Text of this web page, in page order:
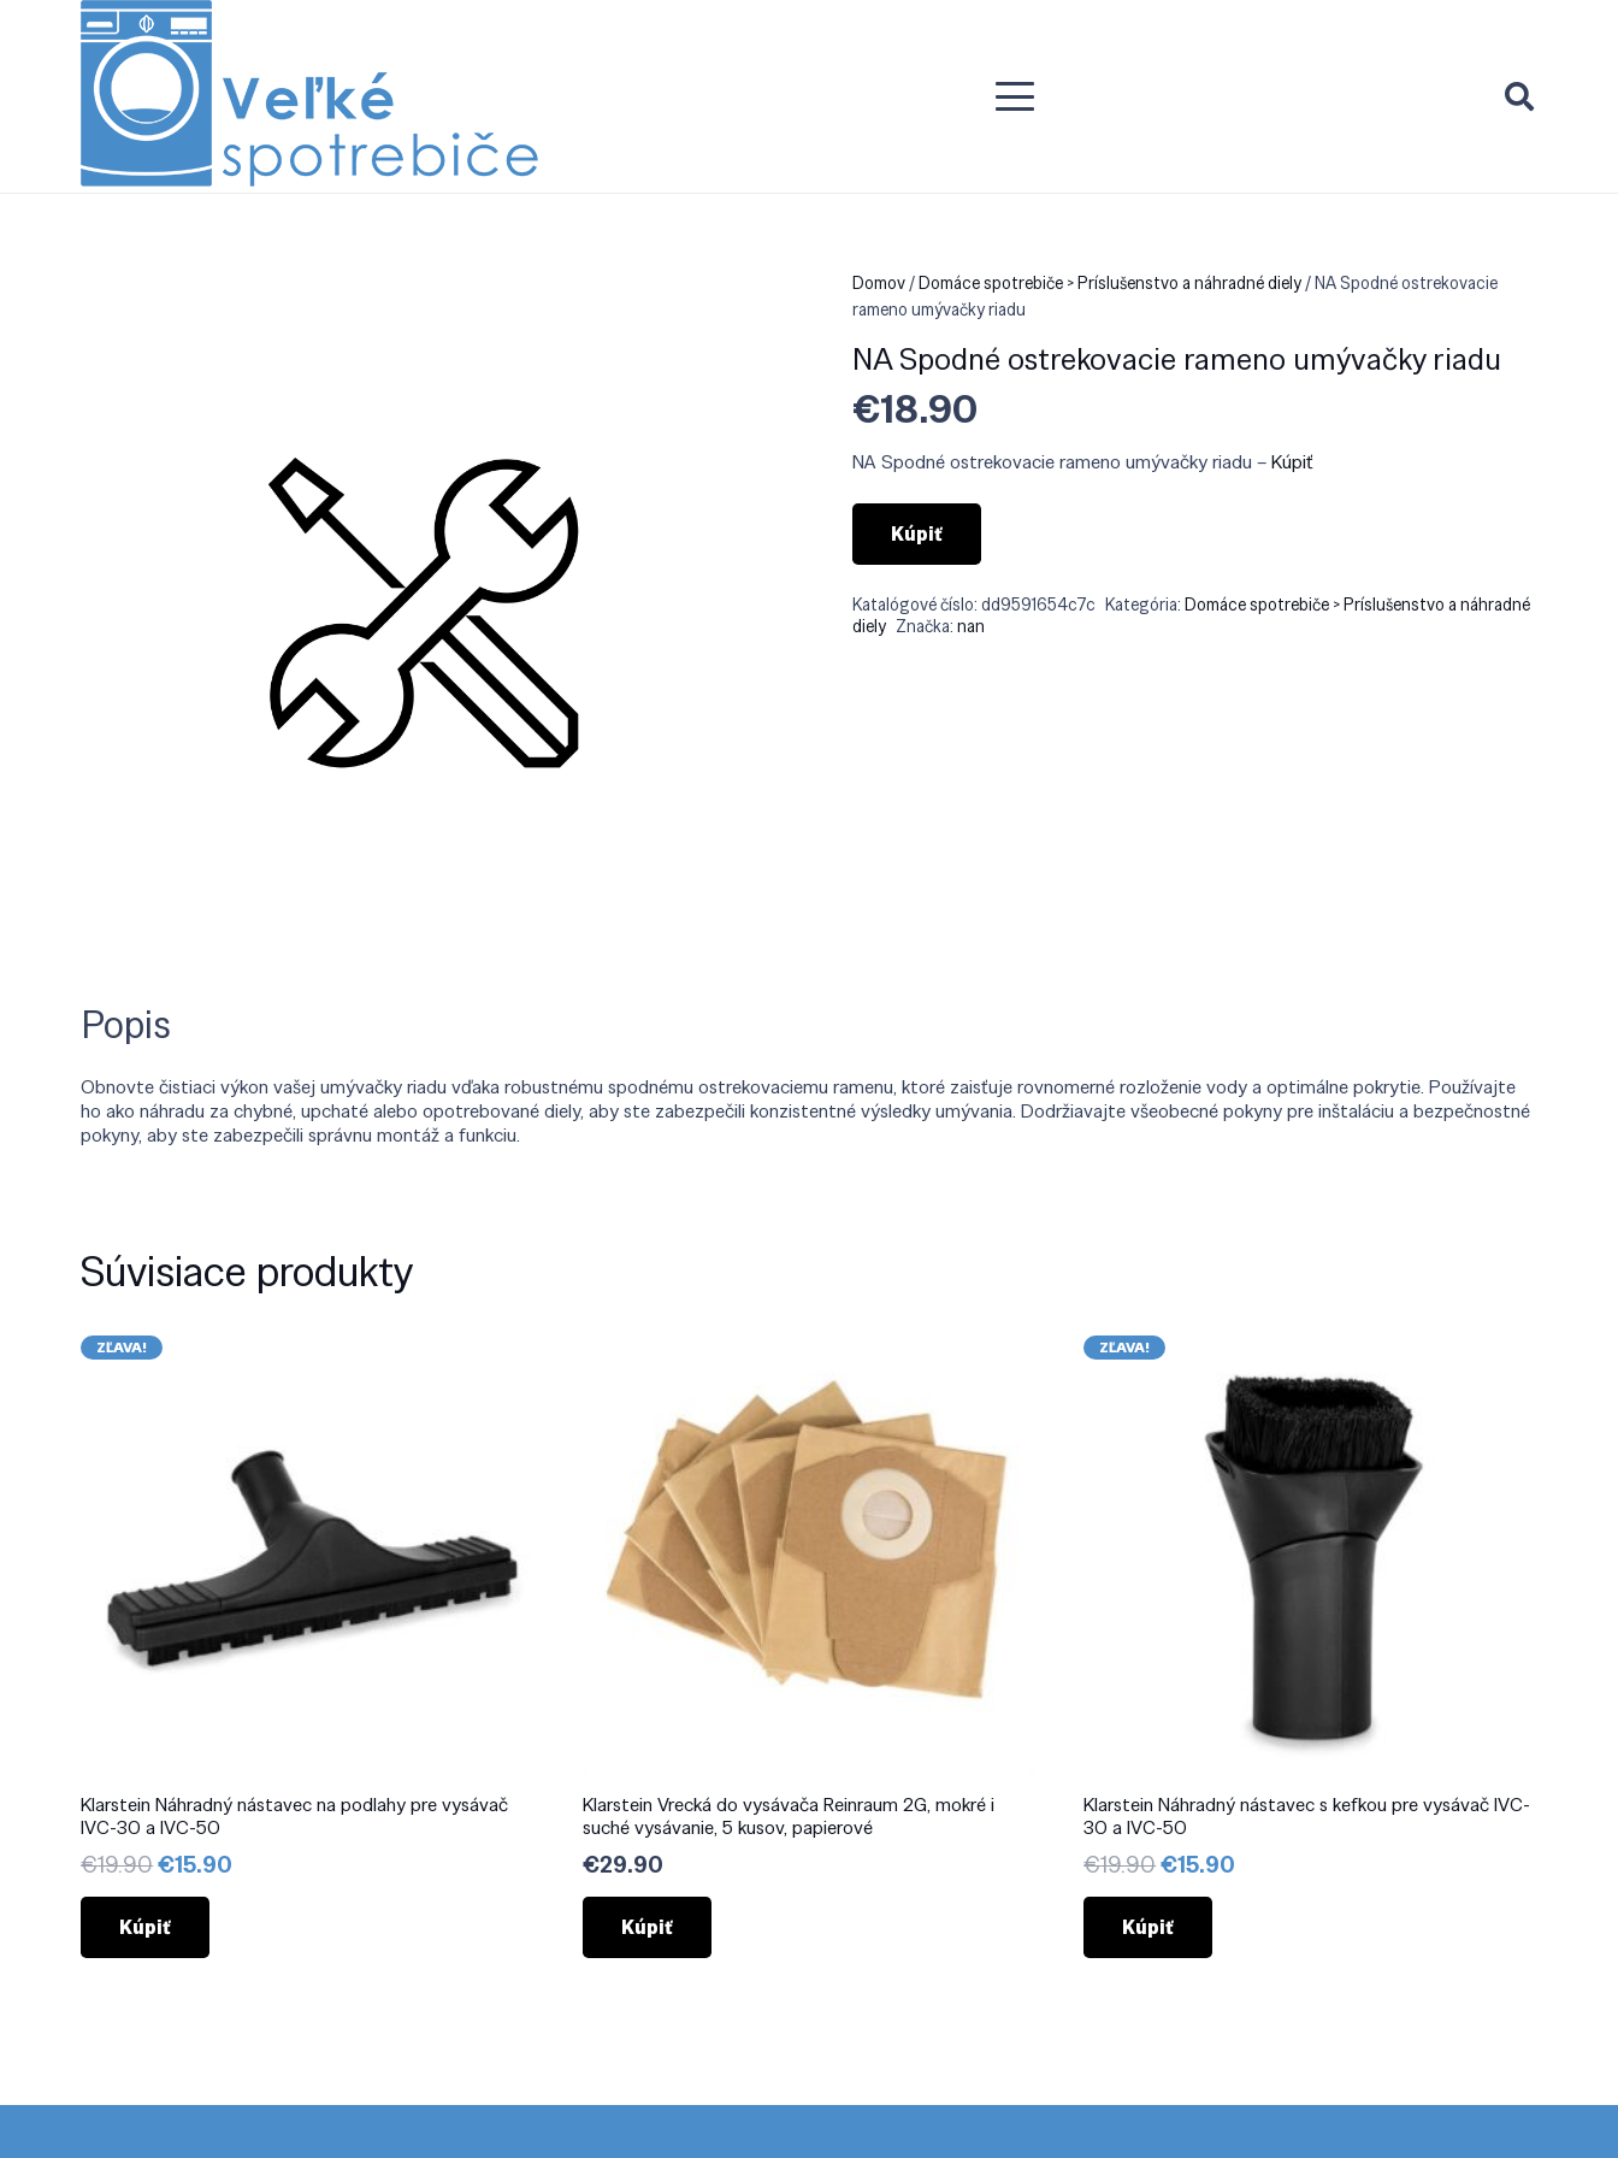
Domov/Domáce spotrebiče > Príslušenstvo a náhradné diely/ NA Spodné ostrekovacie
rameno umývačky riadu
NA Spodné ostrekovacie rameno umývačky riadu
€18.90
NA Spodné ostrekovacie rameno umývačky riadu –Kúpiť
Kúpiť
Katalógové číslo:dd9591654c7c Kategória:Domáce spotrebiče > Príslušenstvo a náhradné
diely Značka:nan
Popis
Obnovte čistiaci výkon vašej umývačky riadu vďaka robustnému spodnému ostrekovaciemu ramenu, ktoré zaisťuje rovnomerné rozloženie vody a optimálne pokrytie. Používajte
ho ako náhradu za chybné, upchaté alebo opotrebované diely, aby ste zabezpečili konzistentné výsledky umývania. Dodržiavajte všeobecné pokyny pre inštaláciu a bezpečnostné
pokyny, aby ste zabezpečili správnu montáž a funkciu.
Súvisiace produkty
ZĽAVA!
Klarstein Náhradný nástavec na podlahy pre vysávač
IVC-30 a IVC-50
€19.90Pôvodná
cena
bola:
€19.90.
€15.90
Kúpiť
Klarstein Vrecká do vysávača Reinraum 2G, mokré i
suché vysávanie, 5 kusov, papierové
€29.90
Kúpiť
ZĽAVA!
Klarstein Náhradný nástavec s kefkou pre vysávač IVC-
30 a IVC-50
€19.90Pôvodná
cena
bola:
€19.90.
€15.90
Kúpiť